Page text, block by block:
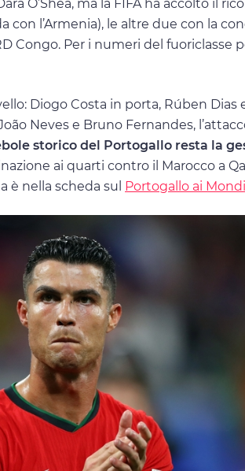
O’Shea, ma la FIFA ha accolto il
l’Armenia), le altre due con la
Congo. Per i numeri del fuoriclasse
Diogo Costa in porta, Rúben Dias
Neves e Bruno Fernandes,
storico del Portogallo resta la
ai quarti contro il Marocco a
è nella scheda sul Portogallo ai